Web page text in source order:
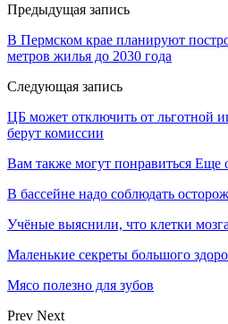
Предыдущая запись
В Пермском крае планируют
метров жилья до 2030 года
Следующая запись
ЦБ может отключить от льготной
берут комиссии
Вам также могут понравиться Еще
В бассейне надо соблюдать
Учёные выяснили, что клетки
Маленькие секреты большого
Мясо полезно для зубов
Prev Next